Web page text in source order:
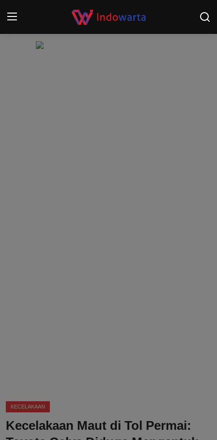
KECELAKAAN
Kecelakaan Maut di Tol Permai: